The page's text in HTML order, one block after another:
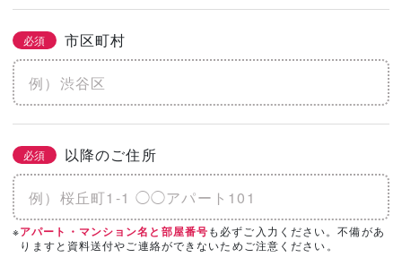
必須 市区町村
必須 以降のご住所
※アパート・マンション名と部屋番号も必ずご入力ください。不備があ
りますと資料送付やご連絡ができないためご注意ください。